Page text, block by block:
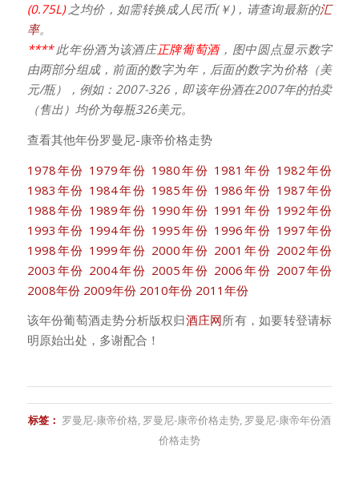
(0.75L)之均价，如需转换成人民币(￥)，请查询最新的汇
率。
****此年份酒为该酒庄正牌葡萄酒，图中圆点显示数字
由两部分组成，前面的数字为年，后面的数字为价格（美
元/瓶），例如：2007-326，即该年份酒在2007年的拍卖
（售出）均价为每瓶326美元。
查看其他年份罗曼尼-康帝价格走势
1978年份 1979年份 1980年份 1981年份 1982年份
1983年份 1984年份 1985年份 1986年份 1987年份
1988年份 1989年份 1990年份 1991年份 1992年份
1993年份 1994年份 1995年份 1996年份 1997年份
1998年份 1999年份 2000年份 2001年份 2002年份
2003年份 2004年份 2005年份 2006年份 2007年份
2008年份 2009年份 2010年份 2011年份
该年份葡萄酒走势分析版权归酒庄网所有，如要转登请标
明原始出处，多谢配合！
标签： 罗曼尼-康帝价格, 罗曼尼-康帝价格走势, 罗曼尼-康帝年份酒
价格走势